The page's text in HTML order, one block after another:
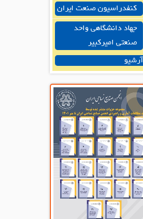
کنفدراسیون صنعت ایران
جهاد دانشگاهی واحد
صنعتی امیرکبیر
آرشیو